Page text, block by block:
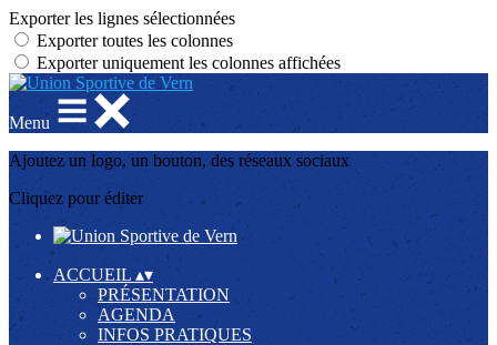
Exporter les lignes sélectionnées
Exporter toutes les colonnes
Exporter uniquement les colonnes affichées
Menu
Ajoutez un logo, un bouton, des réseaux sociaux
Cliquez pour éditer
ACCUEIL▴▾
PRÉSENTATION
AGENDA
INFOS PRATIQUES